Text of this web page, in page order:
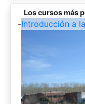
Los cursos más
-Introducción a